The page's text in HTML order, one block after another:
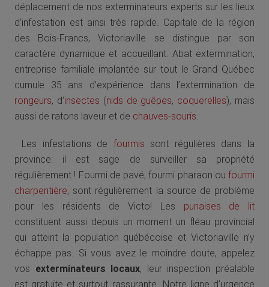
déplacement de nos exterminateurs experts sur les lieux
d’infestation est ainsi très rapide. Capitale de la région
des Bois-Francs, Victoriaville se distingue par son
caractère dynamique et accueillant. Abat extermination,
entreprise familiale implantée sur tout le Grand Québec
cumule 35 ans d’expérience dans l’extermination de
rongeurs, d’insectes (nids de guêpes, coquerelles), mais
aussi de ratons laveur et de chauves-souris.
Les infestations de fourmis sont régulières dans la
province: il est sage de surveiller sa propriété
régulièrement ! Fourmi de pavé, fourmi pharaon ou fourmi
charpentière, sont régulièrement la source de problème
pour les résidents de Victo! Les punaises de lit
constituent aussi depuis un moment un fléau provincial
qui atteint la population québécoise et Victoriaville n’y
échappe pas. Si vous avez le moindre doute, appelez
vos exterminateurs locaux, leur inspection préalable
est gratuite et surtout rassurante. Notre ligne d’urgence